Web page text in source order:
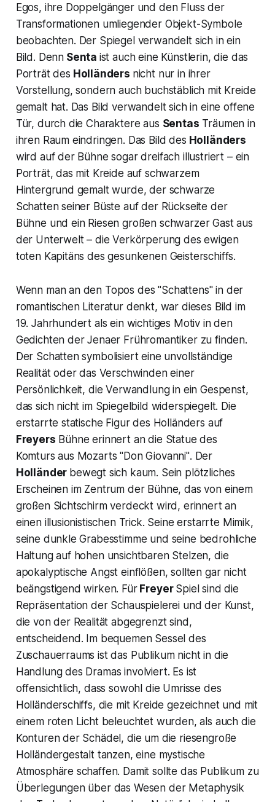
Egos, ihre Doppelgänger und den Fluss der
Transformationen umliegender Objekt-Symbole
beobachten. Der Spiegel verwandelt sich in ein
Bild. Denn Senta ist auch eine Künstlerin, die das
Porträt des Holländers nicht nur in ihrer
Vorstellung, sondern auch buchstäblich mit Kreide
gemalt hat. Das Bild verwandelt sich in eine offene
Tür, durch die Charaktere aus Sentas Träumen in
ihren Raum eindringen. Das Bild des Holländers
wird auf der Bühne sogar dreifach illustriert – ein
Porträt, das mit Kreide auf schwarzem
Hintergrund gemalt wurde, der schwarze
Schatten seiner Büste auf der Rückseite der
Bühne und ein Riesen großen schwarzer Gast aus
der Unterwelt – die Verkörperung des ewigen
toten Kapitäns des gesunkenen Geisterschiffs.
Wenn man an den Topos des "Schattens" in der
romantischen Literatur denkt, war dieses Bild im
19. Jahrhundert als ein wichtiges Motiv in den
Gedichten der Jenaer Frühromantiker zu finden.
Der Schatten symbolisiert eine unvollständige
Realität oder das Verschwinden einer
Persönlichkeit, die Verwandlung in ein Gespenst,
das sich nicht im Spiegelbild widerspiegelt. Die
erstarrte statische Figur des Holländers auf
Freyers Bühne erinnert an die Statue des
Komturs aus Mozarts"Don Giovanni". Der
Holländer bewegt sich kaum. Sein plötzliches
Erscheinen im Zentrum der Bühne, das von einem
großen Sichtschirm verdeckt wird, erinnert an
einen illusionistischen Trick. Seine erstarrte Mimik,
seine dunkle Grabesstimme und seine bedrohliche
Haltung auf hohen unsichtbaren Stelzen, die
apokalyptische Angst einflößen, sollten gar nicht
beängstigend wirken. FürFreyer Spiel sind die
Repräsentation der Schauspielerei und der Kunst,
die von der Realität abgegrenzt sind,
entscheidend. Im bequemen Sessel des
Zuschauerraums ist das Publikum nicht in die
Handlung des Dramas involviert. Es ist
offensichtlich, dass sowohl die Umrisse des
Holländerschiffs, die mit Kreide gezeichnet und mit
einem roten Licht beleuchtet wurden, als auch die
Konturen der Schädel, die um die riesengroße
Holländergestalt tanzen, eine mystische
Atmosphäre schaffen. Damit sollte das Publikum zu
Überlegungen über das Wesen der Metaphysik